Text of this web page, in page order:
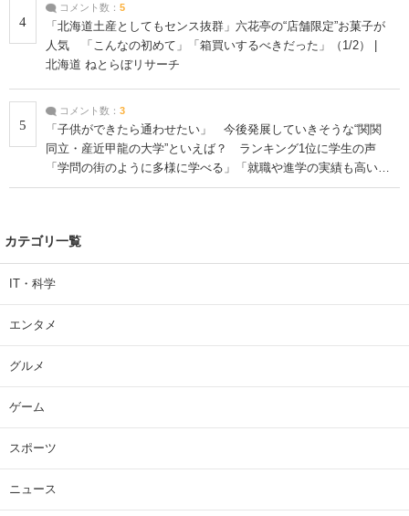
4
コメント数： 5
「北海道土産としてもセンス抜群」六花亭の“店舗限定”お菓子が
人気 「こんなの初めて」「箱買いするべきだった」（1/2） |
北海道 ねとらぼリサーチ
5
コメント数： 3
「子供ができたら通わせたい」 今後発展していきそうな“関関
同立・産近甲龍の大学”といえば？ ランキング1位に学生の声
「学問の街のように多様に学べる」「就職や進学の実績も高い」
| 大学 ねとらぼリサーチ
カテゴリ一覧
IT・科学
エンタメ
グルメ
ゲーム
スポーツ
ニュース